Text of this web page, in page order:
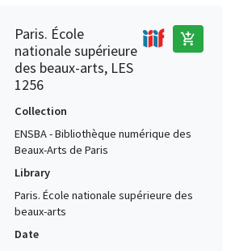
Paris. École
nationale supérieure
des beaux-arts, LES
1256
add_shopping_cart
Collection
ENSBA - Bibliothèque numérique des
Beaux-Arts de Paris
Library
Paris. École nationale supérieure des
beaux-arts
Date